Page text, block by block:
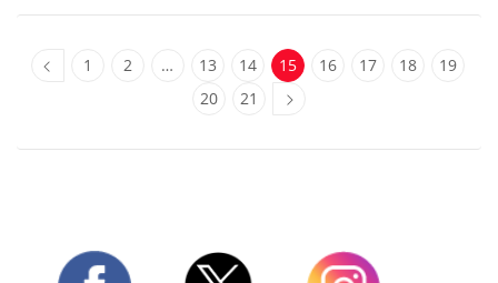
1 2 … 13 14 15 16 17 18
19
20
21